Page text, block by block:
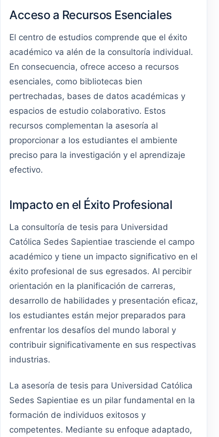
Acceso a Recursos Esenciales
El centro de estudios comprende que el éxito
académico va alén de la consultoría individual.
En consecuencia, ofrece acceso a recursos
esenciales, como bibliotecas bien
pertrechadas, bases de datos académicas y
espacios de estudio colaborativo. Estos
recursos complementan la asesoría al
proporcionar a los estudiantes el ambiente
preciso para la investigación y el aprendizaje
efectivo.
Impacto en el Éxito Profesional
La consultoría de tesis para Universidad
Católica Sedes Sapientiae trasciende el campo
académico y tiene un impacto significativo en el
éxito profesional de sus egresados. Al percibir
orientación en la planificación de carreras,
desarrollo de habilidades y presentación eficaz,
los estudiantes están mejor preparados para
enfrentar los desafíos del mundo laboral y
contribuir significativamente en sus respectivas
industrias.
La asesoría de tesis para Universidad Católica
Sedes Sapientiae es un pilar fundamental en la
formación de individuos exitosos y
competentes. Mediante su enfoque adaptado,